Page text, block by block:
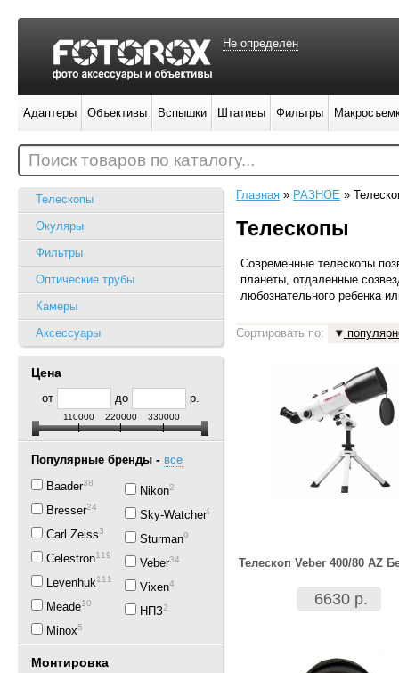
Телескопы
Окуляры
Фильтры
Оптические трубы
Камеры
Аксессуары
Цена
от до р.
110000 220000 330000
Популярные бренды - все
Baader38
Bresser24
Carl Zeiss3
Celestron119
Levenhuk111
Meade10
Minox5
Nikon2
Sky-Watcher92
Sturman9
Veber34
Vixen4
НПЗ2
Монтировка
Главная » РАЗНОЕ »
Телескопы
Современные телескопы
планеты, отдаленные
любознательного ребенка
Сортировать по:
Телескоп Veber 400/80 AZ
6630 р.
Не определен
Адаптеры Объективы Вспышки Штативы Фильтры
Поиск товаров по каталогу...